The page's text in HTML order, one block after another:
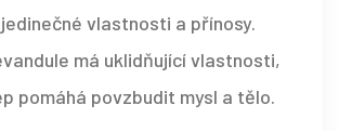
vlastnosti a přínosy.
má uklidňující vlastnosti,
pomáhá povzbudit mysl a tělo.